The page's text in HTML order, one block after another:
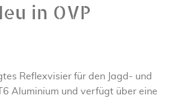
in OVP
Reflexvisier für den Jagd- und
Aluminium und verfügt über eine